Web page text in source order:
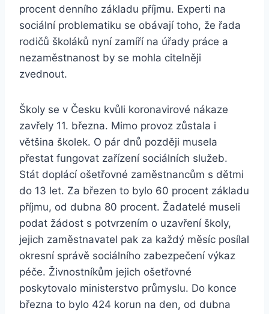
procent denního základu příjmu. Experti na
sociální problematiku se obávají toho, že řada
rodičů školáků nyní zamíří na úřady práce a
nezaměstnanost by se mohla citelněji
zvednout.
Školy se v Česku kvůli koronavirové nákaze
zavřely 11. března. Mimo provoz zůstala i
většina školek. O pár dnů později musela
přestat fungovat zařízení sociálních služeb.
Stát doplácí ošetřovné zaměstnancům s dětmi
do 13 let. Za březen to bylo 60 procent základu
příjmu, od dubna 80 procent. Žadatelé museli
podat žádost s potvrzením o uzavření školy,
jejich zaměstnavatel pak za každý měsíc posílal
okresní správě sociálního zabezpečení výkaz
péče. Živnostníkům jejich ošetřovné
poskytovalo ministerstvo průmyslu. Do konce
března to bylo 424 korun na den, od dubna